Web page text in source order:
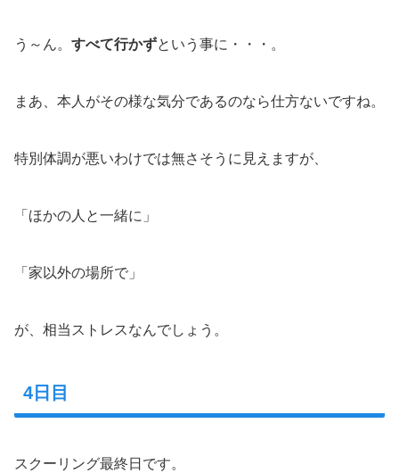
う～ん。 すべて行かずという事に・・・。
まあ、本人がその様な気分であるのなら仕方ないですね。
特別体調が悪いわけでは無さそうに見えますが、
「ほかの人と一緒に」
「家以外の場所で」
が、相当ストレスなんでしょう。
4日目
スクーリング最終日です。